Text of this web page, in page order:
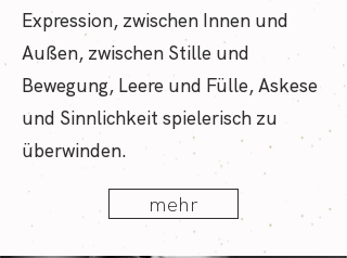
Expression, zwischen Innen und
Außen, zwischen Stille und
Bewegung, Leere und Fülle, Askese
und Sinnlichkeit spielerisch zu
überwinden.
mehr